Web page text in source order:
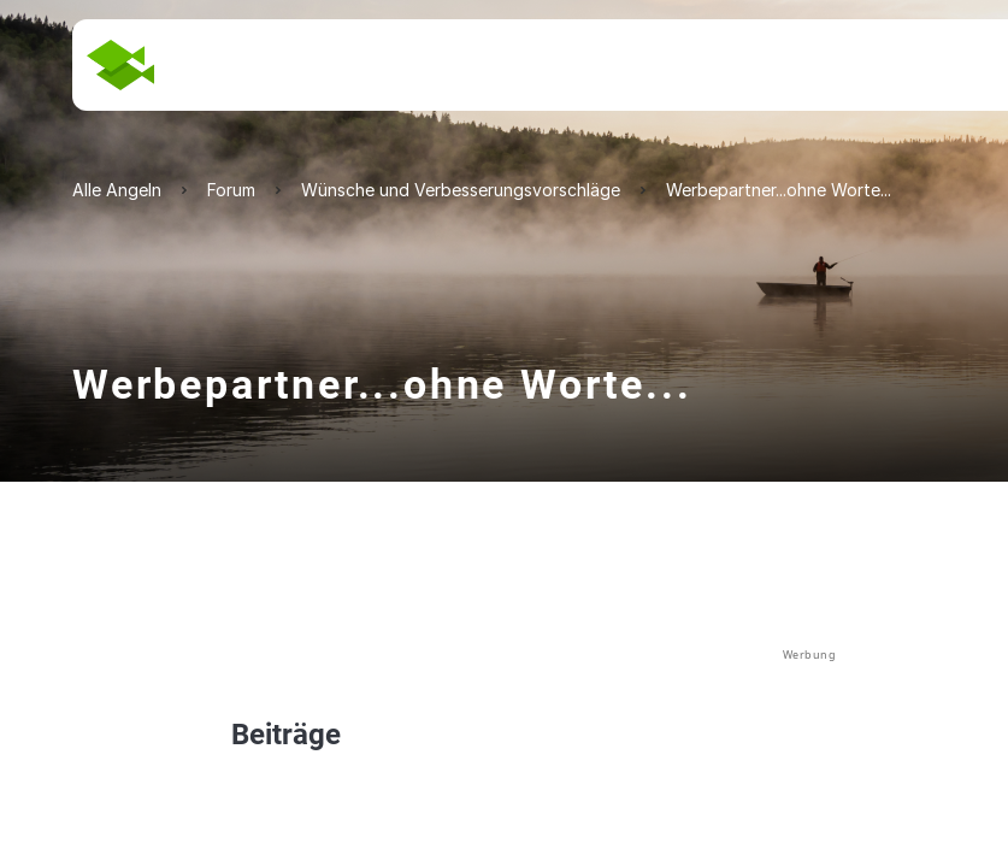
Alle Angeln Forum Wünsche und Verbesserungsvorschläge Werbepartner...ohne Worte...
Werbepartner...ohne Worte...
Werbung
Beiträge